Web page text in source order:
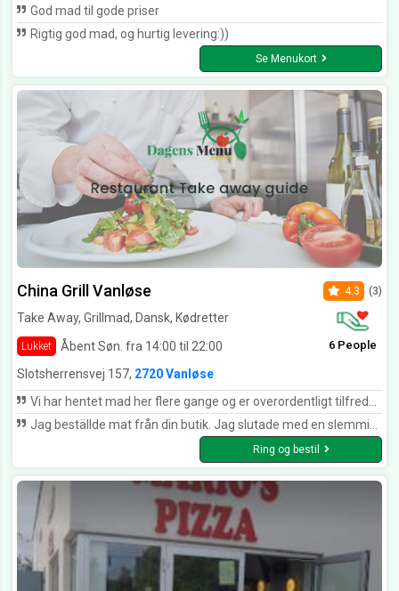
God mad til gode priser
Rigtig god mad, og hurtig levering:))
Se Menukort
China Grill Vanløse
Take Away, Grillmad, Dansk, Kødretter
Lukket Åbent Søn. fra 14:00 til 22:00
4.3 (3)
6 People
Slotsherrensvej 157, 2720 Vanløse
Vi har hentet mad her flere gange og er overordentligt tilfredse. Yderst velsmagende mad. Man skal dog påtænke lang leveringstid
Jag beställde mat från din butik. Jag slutade med en slemmig skål med frysta kungräkor utan sulor på kroppen, som om de gjordes i en petriskål. För Kristi skull...
Ring og bestil